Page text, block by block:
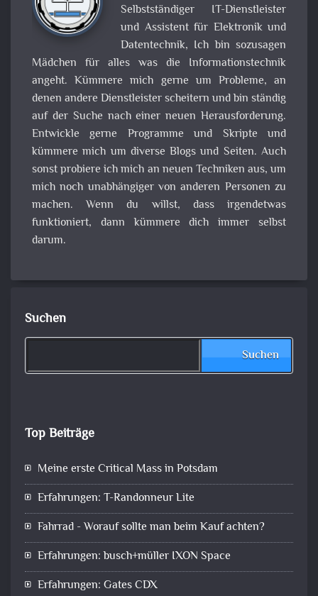
Selbstständiger IT-Dienstleister
und Assistent für Elektronik und
Datentechnik, Ich bin sozusagen
Mädchen für alles was die Informationstechnik
angeht. Kümmere mich gerne um Probleme, an
denen andere Dienstleister scheitern und bin ständig
auf der Suche nach einer neuen Herausforderung.
Entwickle gerne Programme und Skripte und
kümmere mich um diverse Blogs und Seiten. Auch
sonst probiere ich mich an neuen Techniken aus, um
mich noch unabhängiger von anderen Personen zu
machen. Wenn du willst, dass irgendetwas
funktioniert, dann kümmere dich immer selbst
darum.
Suchen
Suchen
Top Beiträge
Meine erste Critical Mass in Potsdam
Erfahrungen: T-Randonneur Lite
Fahrrad - Worauf sollte man beim Kauf achten?
Erfahrungen: busch+müller IXON Space
Erfahrungen: Gates CDX